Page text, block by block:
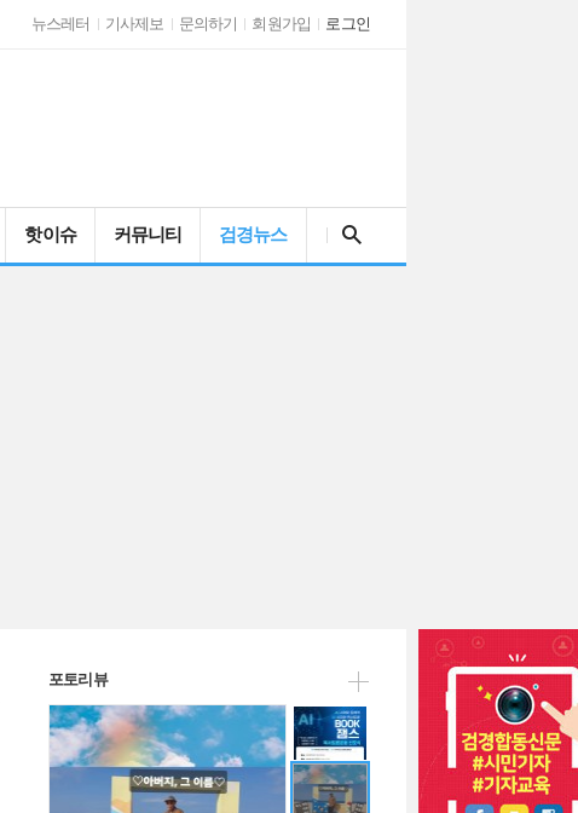
뉴스레터 기사제보 문의하기 회원가입 로그인
핫이슈 커뮤니티 검경뉴스
포토리뷰
"아버지, 그 이름…